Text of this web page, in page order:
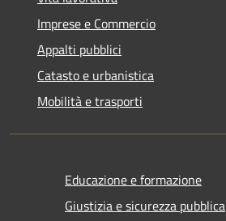
Imprese e Commercio
Appalti pubblici
Catasto e urbanistica
Mobilità e trasporti
Educazione e formazione
Giustizia e sicurezza pubblica